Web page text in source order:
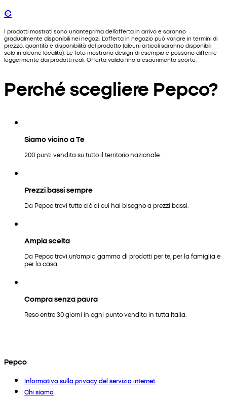
€
I prodotti mostrati sono un'anteprima dell'offerta in arrivo e saranno
gradualmente disponibili nei negozi. L'offerta in negozio può variare in termini di
prezzo, quantità e disponibilità del prodotto (alcuni articoli saranno disponibili
solo in alcune località). Le foto mostrano design di esempio e possono differire
leggermente dai prodotti reali. Offerta valida fino a esaurimento scorte.
Perché scegliere Pepco?
Siamo vicino a Te
200 punti vendita su tutto il territorio nazionale.
Prezzi bassi sempre
Da Pepco trovi tutto ciò di cui hai bisogno a prezzi bassi.
Ampia scelta
Da Pepco trovi un'ampia gamma di prodotti per te, per la famiglia e
per la casa.
Compra senza paura
Reso entro 30 giorni in ogni punto vendita in tutta Italia.
Pepco
Informativa sulla privacy del servizio internet
Chi siamo